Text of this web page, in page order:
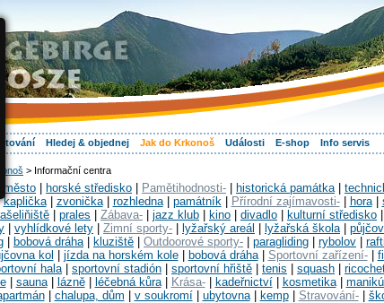
Hledej & objednej Jak do Krkonoš Události E-shop Info servis
> Informační centra
město | horské středisko | Pamětihodnosti- | historická památka |
kaplička| zvonička| rozhledna| památník | Přírodní zajímavosti-| hora|
| prales | Zábava- | jazz klub | kino | divadlo | kulturní středisko |
| vyhlídkové lety | Zimní sporty- | lyžařský areál | lyžařská škola |
| bobová dráha | kluziště | Outdoorové sporty- | paragliding | rybolov |
kol | jízda na horském kole| bobová dráha| Sportovní zařízení-|
hala | sportovní stadión | sportovní hřiště | tenis | squash |
| sauna| lázně| léčebná kůra| Krása-| kadeřnictví| kosmetika|
| chalupa, dům | v soukromí| ubytovna| kemp| Stravování-|